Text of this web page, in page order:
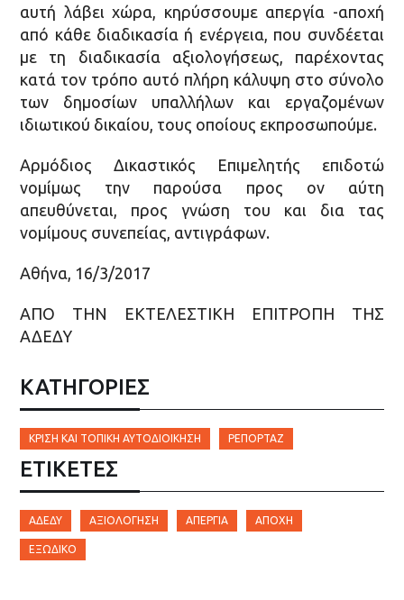
αυτή λάβει χώρα, κηρύσσουμε απεργία -αποχή
από κάθε διαδικασία ή ενέργεια, που συνδέεται
με τη διαδικασία αξιολογήσεως, παρέχοντας
κατά τον τρόπο αυτό πλήρη κάλυψη στο σύνολο
των δημοσίων υπαλλήλων και εργαζομένων
ιδιωτικού δικαίου, τους οποίους εκπροσωπούμε.
Αρμόδιος Δικαστικός Επιμελητής επιδοτώ
νομίμως την παρούσα προς ον αύτη
απευθύνεται, προς γνώση του και δια τας
νομίμους συνεπείας, αντιγράφων.
Αθήνα, 16/3/2017
ΑΠΟ ΤΗΝ ΕΚΤΕΛΕΣΤΙΚΗ ΕΠΙΤΡΟΠΗ ΤΗΣ
ΑΔΕΔΥ
ΚΑΤΗΓΟΡΙΕΣ
ΚΡΊΣΗ ΚΑΙ ΤΟΠΙΚΉ ΑΥΤΟΔΙΟΊΚΗΣΗ ΡΕΠΟΡΤΆΖ
ΕΤΙΚΈΤΕΣ
ΑΔΕΔΥ ΑΞΙΟΛΌΓΗΣΗ ΑΠΕΡΓΊΑ ΑΠΟΧΉ
ΕΞΏΔΙΚΟ